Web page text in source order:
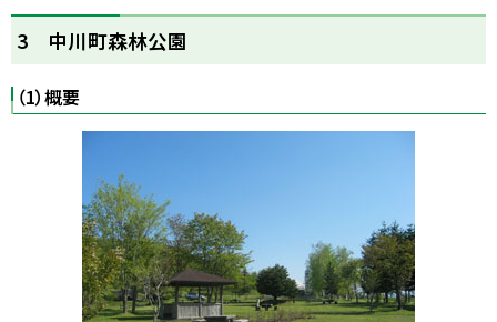
ッ
に
3 中川町森林公園
（1）概要